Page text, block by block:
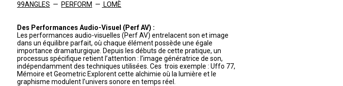
99ANGLES — PERFORM — LOMÈ
Des Performances Audio-Visuel (Perf AV) :
Les performances audio-visuelles (Perf AV) entrelacent son et image
dans un équilibre parfait, où chaque élément possède une égale
importance dramaturgique. Depuis les débuts de cette pratique, un
processus spécifique retient l’attention : l’image génératrice de son,
indépendamment des techniques utilisées. Ces trois exemple : Uffo 77,
Mémoire et Geometric Explorent cette alchimie où la lumière et le
graphisme modulent l’univers sonore en temps réel.